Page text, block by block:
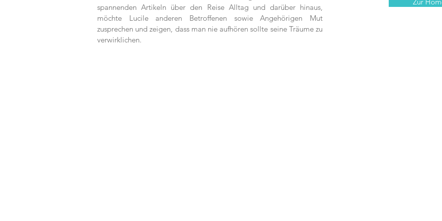
spannenden Artikeln über den Reise Alltag und darüber hinaus,
möchte Lucile anderen Betroffenen sowie Angehörigen Mut
zusprechen und zeigen, dass man nie aufhören sollte seine Träume zu
verwirklichen.